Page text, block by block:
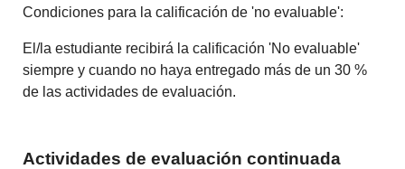
Condiciones para la calificación de 'no evaluable':
El/la estudiante recibirá la calificación 'No evaluable'
siempre y cuando no haya entregado más de un 30 %
de las actividades de evaluación.
Actividades de evaluación continuada